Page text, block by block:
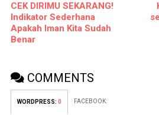
CEK DIRIMU SEKARANG!
Indikator Sederhana
Apakah Iman Kita Sudah
Benar
COMMENTS
WORDPRESS: 0 FACEBOOK: